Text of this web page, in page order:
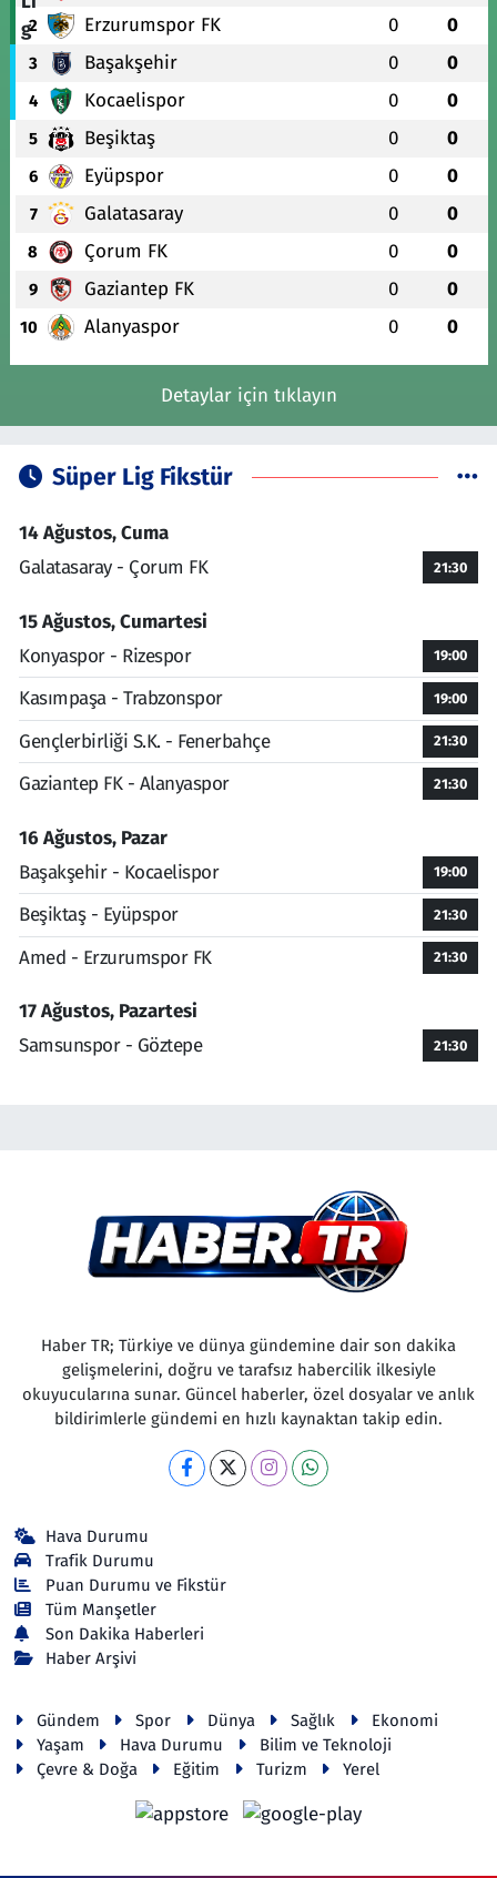
2 Erzurumspor FK 0 0
3 Başakşehir 0 0
4 Kocaelispor 0 0
5 Beşiktaş 0 0
6 Eyüpspor 0 0
7 Galatasaray 0 0
8 Çorum FK 0 0
9 Gaziantep FK 0 0
10 Alanyaspor 0 0
Detaylar için tıklayın
Süper Lig Fikstür
14 Ağustos, Cuma
Galatasaray - Çorum FK
21:30
15 Ağustos, Cumartesi
Konyaspor - Rizespor
19:00
Kasımpaşa - Trabzonspor 19:00
Gençlerbirliği S.K. - Fenerbahçe 21:30
Gaziantep FK - Alanyaspor 21:30
16 Ağustos, Pazar
Başakşehir - Kocaelispor
19:00
Beşiktaş - Eyüpspor 21:30
Amed - Erzurumspor FK 21:30
17 Ağustos, Pazartesi
Samsunspor - Göztepe
21:30
Haber TR; Türkiye ve dünya gündemine dair son dakika
gelişmelerini, doğru ve tarafsız habercilik ilkesiyle
okuyucularına sunar. Güncel haberler, özel dosyalar ve anlık
bildirimlerle gündemi en hızlı kaynaktan takip edin.
Hava Durumu
Trafik Durumu
Puan Durumu ve Fikstür
Tüm Manşetler
Son Dakika Haberleri
Haber Arşivi
Gündem Spor Dünya Sağlık
Ekonomi
Yaşam
Hava Durumu
Bilim ve Teknoloji
Çevre & Doğa
Eğitim Turizm Yerel